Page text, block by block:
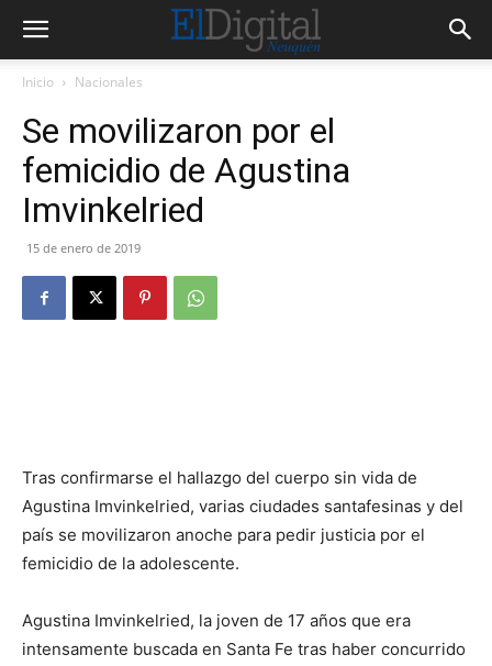
Inicio Nacionales
Se movilizaron por el
femicidio de Agustina
Imvinkelried
15 de enero de 2019
Tras confirmarse el hallazgo del cuerpo sin vida de
Agustina Imvinkelried, varias ciudades santafesinas y del
país se movilizaron anoche para pedir justicia por el
femicidio de la adolescente.
Agustina Imvinkelried, la joven de 17 años que era
intensamente buscada en Santa Fe tras haber concurrido